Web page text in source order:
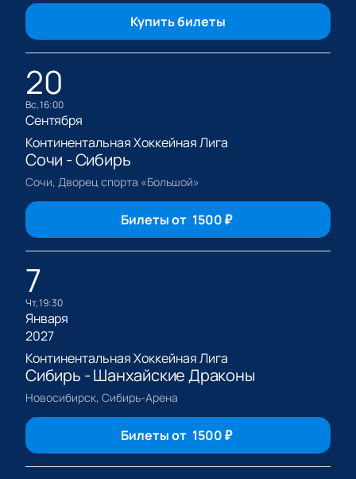
Купить билеты
20
вс, 16:00
Сентября
Континентальная Хоккейная Лига
Сочи - Сибирь
Сочи, Дворец спорта «Большой»
Билеты от 1500₽
7
чт, 19:30
Января
2027
Континентальная Хоккейная Лига
Сибирь - Шанхайские Драконы
Новосибирск, Сибирь-Арена
Билеты от 1500₽